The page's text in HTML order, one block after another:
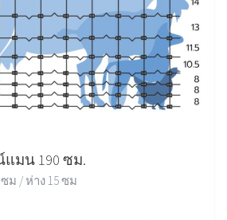
มน 190 ซม.
ม / ห่าง 15 ซม